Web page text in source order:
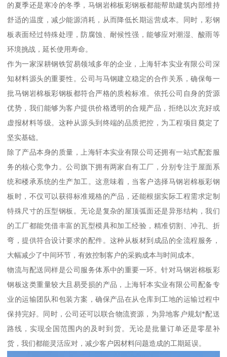
的夏季还是寒冷的冬季，马钢岩棉板彩钢板都能帮助建筑内部维持
舒适的温度，减少能源消耗，从而降低长期运营成本。同时，彩钢
板表面经过特殊处理，防腐蚀、耐候性强，能够应对潮湿、酸雨等
环境挑战，延长使用寿命。
作为一家深耕钢铁贸易领域多年的企业，上海轩本实业有限公司深
知材料源头的重要性。公司与马钢建立稳定的合作关系，确保每一
批马钢岩棉板彩钢板都符合严格的质检标准。依托公司自身的货源
优势，我们能够为客户提供价格透明的合规产品，拒绝以次充好或
虚报材料等级。这种从源头到终端的品质把控，为工程项目奠定了
坚实基础。
除了产品本身的质量，上海轩本实业有限公司还拥有一站式配套服
务的核心竞争力。公司旗下拥有两家自有工厂，分别专注于屋面系
统和楼承系统的生产加工。这意味着，当客户选择马钢岩棉板彩钢
板时，不仅可以获得标准规格的产品，还能根据实际工程需求定制
特殊尺寸的压型钢板。无论是复杂的屋顶弧面还是异形结构，我们
的工厂都能凭借丰富的瓦型模具和加工经验，精准切割、冲孔、折
弯，提供符合设计要求的配件。这种从板材到成品的全流程服务，
大幅减少了中间环节，有效控制客户的采购成本与时间成本。
物流与配送同样是公司服务体系中的重要一环。针对马钢岩棉板彩
钢板这类重量较大且易受损的产品，上海轩本实业有限公司配备专
业的运输团队和包装方案，确保产品在从仓库到工地的运输过程中
保持完好。同时，公司还可以联合物流资源，为异地客户规划*配送
路线，实现全国范围内的及时到货。无论是批量订单还是零星补
货，我们都能灵活应对，减少客户因材料问题造成的工期延误。